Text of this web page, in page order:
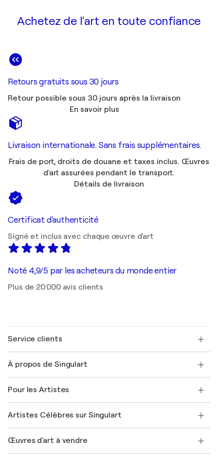
Achetez de l'art en toute confiance
Retours gratuits sous 30 jours
Retour possible sous 30 jours après la livraison
En savoir plus
Livraison internationale. Sans frais supplémentaires.
Frais de port, droits de douane et taxes inclus. Œuvres
d'art assurées pendant le transport.
Détails de livraison
Certificat d'authenticité
Signé et inclus avec chaque œuvre d'art
Noté 4,9/5 par les acheteurs du monde entier
Plus de 20 000 avis clients
Service clients
Expédition
Offrir une carte cadeau
Rejoignez notre programme commercial
Mon compte
+33 1 76 44 06 42
À propos de Singulart
FAQ
Magazine Singulart
Emplois
Découvrez une sélection d'art original
Pour les Artistes
Se connecter en tant qu'Artiste
Artistes Célèbres sur Singulart
Marc Chagall
Œuvres d'art à vendre